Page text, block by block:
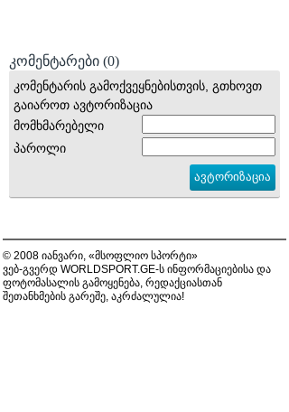
კომენტარები (0)
კომენტარის გამოქვეყნებისთვის, გთხოვთ
გაიაროთ ავტორიზაცია
მომხმარებელი
პაროლი
© 2008 იანვარი, «მსოფლიო სპორტი»
ვებ-გვერდ WORLDSPORT.GE-ს ინფორმაციებისა და
ფოტომასალის გამოყენება, რედაქციასთან
შეთანხმების გარეშე, აკრძალულია!